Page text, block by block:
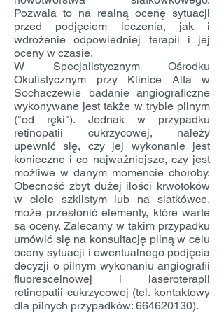
Pozwala to na realną ocenę sytuacji
przed podjęciem leczenia, jak i
wdrożenie odpowiedniej terapii i jej
oceny w czasie.
W Specjalistycznym Ośrodku
Okulistycznym przy Klinice Alfa w
Sochaczewie badanie angiograficzne
wykonywane jest także w trybie pilnym
("od ręki"). Jednak w przypadku
retinopatii cukrzycowej, należy
upewnić się, czy jej wykonanie jest
konieczne i co najważniejsze, czy jest
możliwe w danym momencie choroby.
Obecność zbyt dużej ilości krwotoków
w ciele szklistym lub na siatkówce,
może przesłonić elementy, które warte
są oceny. Zalecamy w takim przypadku
umówić się na konsultację pilną w celu
oceny sytuacji i ewentualnego podjęcia
decyzji o pilnym wykonaniu angiografii
fluoresceinowej i laseroterapii
retinopatii cukrzycowej (tel. kontaktowy
dla pilnych przypadków: 664620130).